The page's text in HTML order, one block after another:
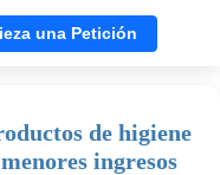
una Petición
de higiene
ingresos